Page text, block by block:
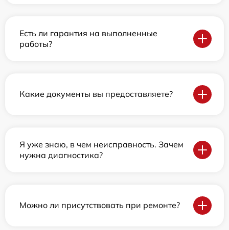
Есть ли гарантия на выполненные
работы?
Какие документы вы предоставляете?
Я уже знаю, в чем неисправность. Зачем
нужна диагностика?
Можно ли присутствовать при ремонте?